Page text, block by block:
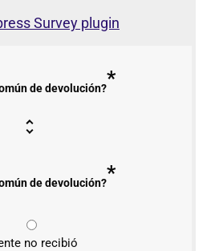
Survey plugin
de devolución?*
de devolución?*
no recibió